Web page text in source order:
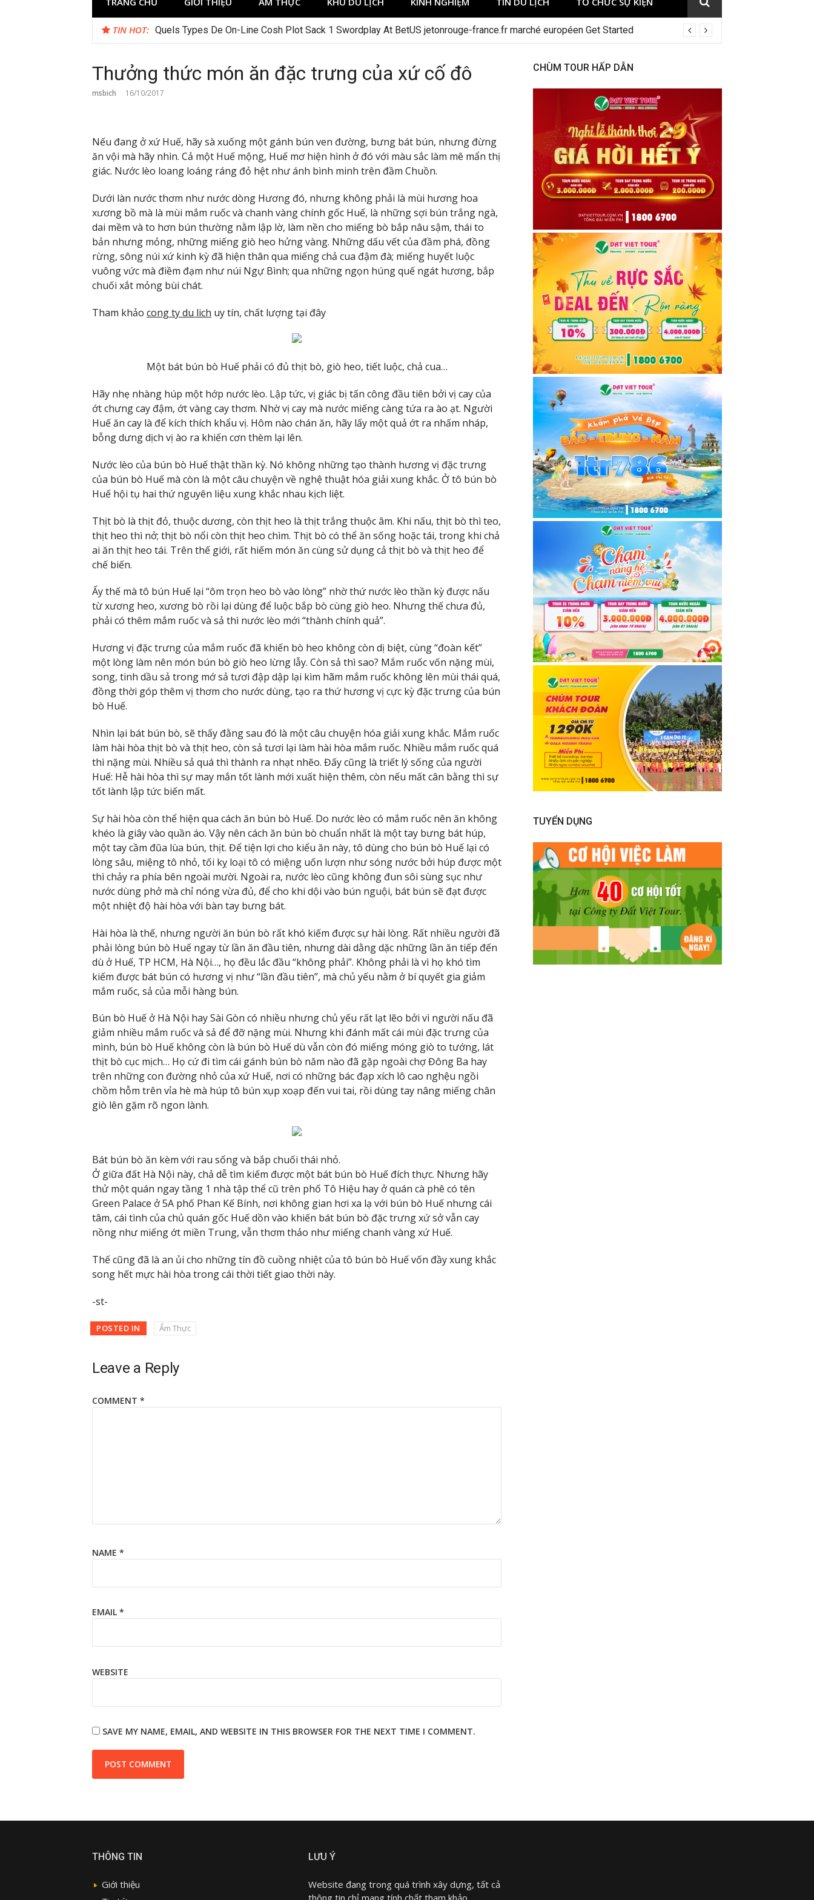
TIN HOT: Quels Types De On-Line Cosh Plot Sack 1 Swordplay At BetUS jetonrouge-france.fr marché européen Get Started
Thưởng thức món ăn đặc trưng của xứ cố đô
msbich 16/10/2017
Nếu đang ở xứ Huế, hãy sà xuống một gánh bún ven đường, bưng bát bún, nhưng đừng
ăn vội mà hãy nhìn. Cả một Huế mộng, Huế mơ hiện hình ở đó với màu sắc làm mê mẩn thị
giác. Nước lèo loang loáng ráng đỏ hệt như ánh bình minh trên đầm Chuồn.
Dưới làn nước thơm như nước dòng Hương đó, nhưng không phải là mùi hương hoa
xương bồ mà là mùi mắm ruốc và chanh vàng chính gốc Huế, là những sợi bún trắng ngà,
dai mềm và to hơn bún thường nằm lập lờ, làm nền cho miếng bò bắp nâu sậm, thái to
bản nhưng mỏng, những miếng giò heo hửng vàng. Những dấu vết của đầm phá, đồng
rừng, sông núi xứ kinh kỳ đã hiện thân qua miếng chả cua đậm đà; miếng huyết luộc
vuông vức mà điềm đạm như núi Ngự Bình; qua những ngọn húng quế ngát hương, bắp
chuối xắt mỏng bùi chát.
Tham khảo cong ty du lich uy tín, chất lượng tại đây
Một bát bún bò Huế phải có đủ thịt bò, giò heo, tiết luộc, chả cua…
Hãy nhẹ nhàng húp một hớp nước lèo. Lập tức, vị giác bị tấn công đầu tiên bởi vị cay của
ớt chưng cay đậm, ớt vàng cay thơm. Nhờ vị cay mà nước miếng càng tứa ra ào ạt. Người
Huế ăn cay là để kích thích khẩu vị. Hôm nào chán ăn, hãy lấy một quả ớt ra nhấm nháp,
bỗng dưng dịch vị ào ra khiến cơn thèm lại lên.
Nước lèo của bún bò Huế thật thần kỳ. Nó không những tạo thành hương vị đặc trưng
của bún bò Huế mà còn là một câu chuyện về nghệ thuật hóa giải xung khắc. Ở tô bún bò
Huế hội tụ hai thứ nguyên liệu xung khắc nhau kịch liệt.
Thịt bò là thịt đỏ, thuộc dương, còn thịt heo là thịt trắng thuộc âm. Khi nấu, thịt bò thì teo,
thịt heo thì nở; thịt bò nổi còn thịt heo chìm. Thịt bò có thể ăn sống hoặc tái, trong khi chả
ai ăn thịt heo tái. Trên thế giới, rất hiếm món ăn cùng sử dụng cả thịt bò và thịt heo để
chế biến.
Ấy thế mà tô bún Huế lại “ôm trọn heo bò vào lòng” nhờ thứ nước lèo thần kỳ được nấu
từ xương heo, xương bò rồi lại dùng để luộc bắp bò cùng giò heo. Nhưng thế chưa đủ,
phải có thêm mắm ruốc và sả thì nước lèo mới “thành chính quả”.
Hương vị đặc trưng của mắm ruốc đã khiến bò heo không còn dị biệt, cùng “đoàn kết”
một lòng làm nên món bún bò giò heo lừng lẫy. Còn sả thì sao? Mắm ruốc vốn nặng mùi,
song, tinh dầu sả trong mớ sả tươi đập dập lại kìm hãm mắm ruốc không lên mùi thái quá,
đồng thời góp thêm vị thơm cho nước dùng, tạo ra thứ hương vị cực kỳ đặc trưng của bún
bò Huế.
Nhìn lại bát bún bò, sẽ thấy đằng sau đó là một câu chuyện hóa giải xung khắc. Mắm ruốc
làm hài hòa thịt bò và thịt heo, còn sả tươi lại làm hài hòa mắm ruốc. Nhiều mắm ruốc quá
thì nặng mùi. Nhiều sả quá thì thành ra nhạt nhẽo. Đấy cũng là triết lý sống của người
Huế: Hễ hài hòa thì sự may mắn tốt lành mới xuất hiện thêm, còn nếu mất cân bằng thì sự
tốt lành lập tức biến mất.
Sự hài hòa còn thể hiện qua cách ăn bún bò Huế. Do nước lèo có mắm ruốc nên ăn không
khéo là giây vào quần áo. Vậy nên cách ăn bún bò chuẩn nhất là một tay bưng bát húp,
một tay cầm đũa lùa bún, thịt. Để tiện lợi cho kiểu ăn này, tô dùng cho bún bò Huế lại có
lòng sâu, miệng tô nhỏ, tối kỵ loại tô có miệng uốn lượn như sóng nước bởi húp được một
thì chảy ra phía bên ngoài mười. Ngoài ra, nước lèo cũng không đun sôi sùng sục như
nước dùng phở mà chỉ nóng vừa đủ, để cho khi dội vào bún nguội, bát bún sẽ đạt được
một nhiệt độ hài hòa với bàn tay bưng bát.
Hài hòa là thế, nhưng người ăn bún bò rất khó kiếm được sự hài lòng. Rất nhiều người đã
phải lòng bún bò Huế ngay từ lần ăn đầu tiên, nhưng dài dằng dặc những lần ăn tiếp đến
dù ở Huế, TP HCM, Hà Nội…, họ đều lắc đầu “không phải”. Không phải là vì họ khó tìm
kiếm được bát bún có hương vị như “lần đầu tiên”, mà chủ yếu nằm ở bí quyết gia giảm
mắm ruốc, sả của mỗi hàng bún.
Bún bò Huế ở Hà Nội hay Sài Gòn có nhiều nhưng chủ yếu rất lạt lẽo bởi vì người nấu đã
giảm nhiều mắm ruốc và sả để đỡ nặng mùi. Nhưng khi đánh mất cái mùi đặc trưng của
mình, bún bò Huế không còn là bún bò Huế dù vẫn còn đó miếng móng giò to tướng, lát
thịt bò cục mịch… Họ cứ đi tìm cái gánh bún bò năm nào đã gặp ngoài chợ Đông Ba hay
trên những con đường nhỏ của xứ Huế, nơi có những bác đạp xích lô cao nghệu ngồi
chồm hỗm trên vỉa hè mà húp tô bún xụp xoạp đến vui tai, rồi dùng tay nâng miếng chân
giò lên gặm rõ ngon lành.
Bát bún bò ăn kèm với rau sống và bắp chuối thái nhỏ.
Ở giữa đất Hà Nội này, chả dễ tìm kiếm được một bát bún bò Huế đích thực. Nhưng hãy
thử một quán ngay tầng 1 nhà tập thể cũ trên phố Tô Hiệu hay ở quán cà phê có tên
Green Palace ở 5A phố Phan Kế Bính, nơi không gian hơi xa lạ với bún bò Huế nhưng cái
tâm, cái tình của chủ quán gốc Huế dồn vào khiến bát bún bò đặc trưng xứ sở vẫn cay
nồng như miếng ớt miền Trung, vẫn thơm thảo như miếng chanh vàng xứ Huế.
Thế cũng đã là an ủi cho những tín đồ cuồng nhiệt của tô bún bò Huế vốn đầy xung khắc
song hết mực hài hòa trong cái thời tiết giao thời này.
-st-
POSTED IN Ẩm Thực
Leave a Reply
COMMENT *
NAME *
EMAIL *
WEBSITE
SAVE MY NAME, EMAIL, AND WEBSITE IN THIS BROWSER FOR THE NEXT TIME I COMMENT.
CHÙM TOUR HẤP DẪN
TUYỂN DỤNG
THÔNG TIN
Giới thiệu
LƯU Ý
Website đang trong quá trình xây dựng, tất cả